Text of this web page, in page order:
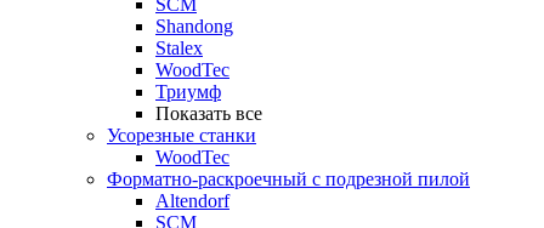
SCM
Shandong
Stalex
WoodTec
Триумф
Показать все
Усорезные станки
WoodTec
Форматно-раскроечный с подрезной пилой
Altendorf
SCM